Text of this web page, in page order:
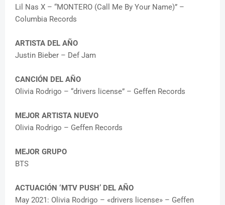
Lil Nas X – “MONTERO (Call Me By Your Name)” –
Columbia Records
ARTISTA DEL AÑO
Justin Bieber – Def Jam
CANCIÓN DEL AÑO
Olivia Rodrigo – “drivers license” – Geffen Records
MEJOR ARTISTA NUEVO
Olivia Rodrigo – Geffen Records
MEJOR GRUPO
BTS
ACTUACIÓN ‘MTV PUSH’ DEL AÑO
May 2021: Olivia Rodrigo – «drivers license» – Geffen